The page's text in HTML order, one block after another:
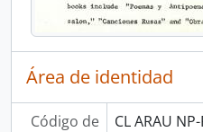
Área de identidad
Código de
CL ARAU